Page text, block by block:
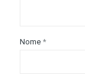
Nome *